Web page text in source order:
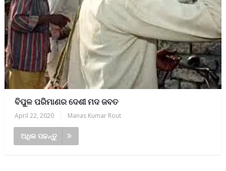
ବିପୁଳ ପରିମାଣର ଦେଶୀ ମଦ ଜବତ
April 22, 2020 Manas Kumar Rout
ଅଧିକ ପଢନ୍ତୁ